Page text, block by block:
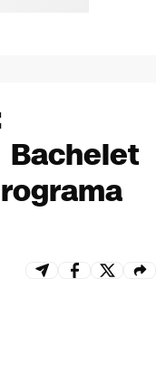
Bachelet